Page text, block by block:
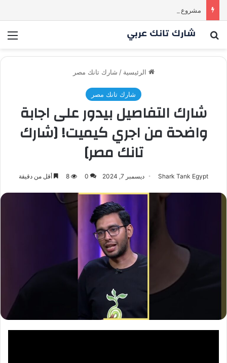
بحث عن
الرئيسية / شارك تانك مصر
شارك تانك مصر
شارك التفاصيل بيدور على اجابة
واضحة من اجري كيميت! [شارك
تانك مصر]
Shark Tank Egypt ديسمبر 7, 2024 0
8 أقل من دقيقة